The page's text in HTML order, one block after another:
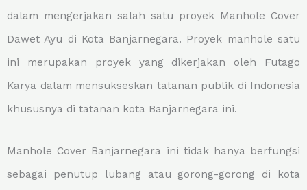
dalam mengerjakan salah satu proyek Manhole Cover
Dawet Ayu di Kota Banjarnegara. Proyek manhole satu
ini merupakan proyek yang dikerjakan oleh Futago
Karya dalam mensukseskan tatanan publik di Indonesia
khususnya di tatanan kota Banjarnegara ini.
Manhole Cover Banjarnegara ini tidak hanya berfungsi
sebagai penutup lubang atau gorong-gorong di kota